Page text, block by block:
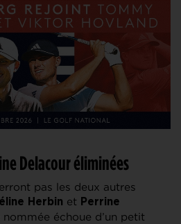
Delacour éliminées
pas les deux autres
Herbin et Perrine
échoue d’un petit